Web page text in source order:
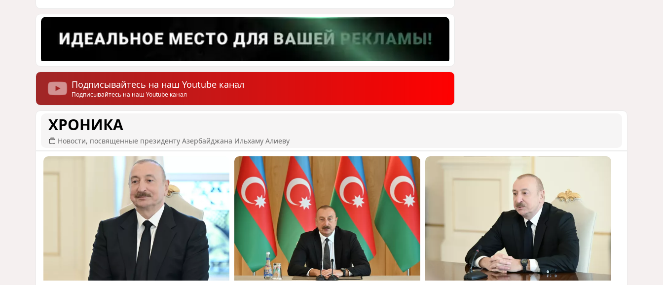
Подписывайтесь на наш Youtube канал
Подписывайтесь на наш Youtube канал
Чиполлино...
ТАКАЯ ВОТ КАРТИНА, НЕВЕСЕЛАЯ. КАК
ДЛЯ ДЕЙСТВУЮЩИХ ЛИЦ, ТАК И ДЛЯ
ЗРИТЕЛЕЙ
05 Августа 2026 10:15
ХРОНИКА
Новости, посвященные президенту Азербайджана Ильхаму Алиеву